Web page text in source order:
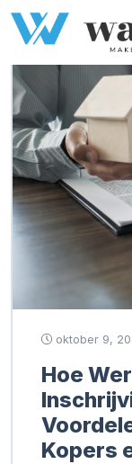
Tag:
oktober 9,
Hoe
Kopers